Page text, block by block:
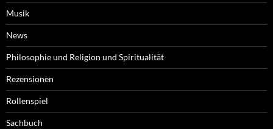
Musik
News
Philosophie und Religion und Spiritualität
Rezensionen
Rollenspiel
Sachbuch